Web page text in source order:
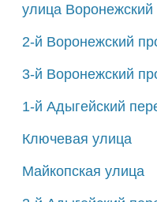
улица Воронежский
2-й Воронежский
3-й Воронежский
1-й Адыгейский
Ключевая улица
Майкопская улица